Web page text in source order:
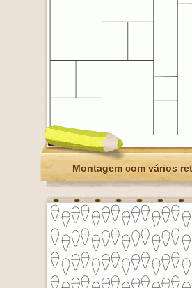
Montagem com vários